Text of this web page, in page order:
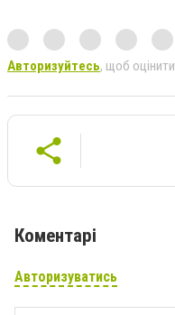
Авторизуйтесь, щоб оцінити
Коментарі
Авторизуватись